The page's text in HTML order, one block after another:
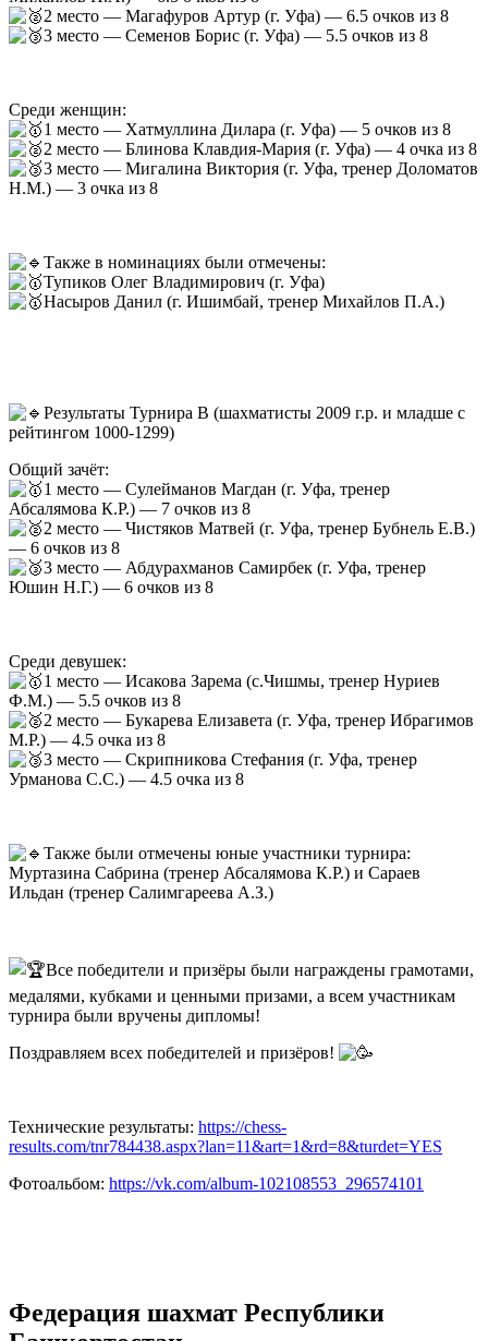
2 место — Магафуров Артур (г. Уфа) — 6.5 очков из 8
3 место — Семенов Борис (г. Уфа) — 5.5 очков из 8
Среди женщин:
1 место — Хатмуллина Дилара (г. Уфа) — 5 очков из 8
2 место — Блинова Клавдия-Мария (г. Уфа) — 4 очка из 8
3 место — Мигалина Виктория (г. Уфа, тренер Доломатов
Н.М.) — 3 очка из 8
Также в номинациях были отмечены:
Тупиков Олег Владимирович (г. Уфа)
Насыров Данил (г. Ишимбай, тренер Михайлов П.А.)
Результаты Турнира В (шахматисты 2009 г.р. и младше с
рейтингом 1000-1299)
Общий зачёт:
1 место — Сулейманов Магдан (г. Уфа, тренер
Абсалямова К.Р.) — 7 очков из 8
2 место — Чистяков Матвей (г. Уфа, тренер Бубнель Е.В.)
— 6 очков из 8
3 место — Абдурахманов Самирбек (г. Уфа, тренер
Юшин Н.Г.) — 6 очков из 8
Среди девушек:
1 место — Исакова Зарема (с.Чишмы, тренер Нуриев
Ф.М.) — 5.5 очков из 8
2 место — Букарева Елизавета (г. Уфа, тренер Ибрагимов
М.Р.) — 4.5 очка из 8
3 место — Скрипникова Стефания (г. Уфа, тренер
Урманова С.С.) — 4.5 очка из 8
Также были отмечены юные участники турнира:
Муртазина Сабрина (тренер Абсалямова К.Р.) и Сараев
Ильдан (тренер Салимгареева А.З.)
Все победители и призёры были награждены грамотами,
медалями, кубками и ценными призами, а всем участникам
турнира были вручены дипломы!
Поздравляем всех победителей и призёров!
Технические результаты: https://chess-
results.com/tnr784438.aspx?lan=11&art=1&rd=8&turdet=YES
Фотоальбом: https://vk.com/album-102108553_296574101
Федерация шахмат Республики